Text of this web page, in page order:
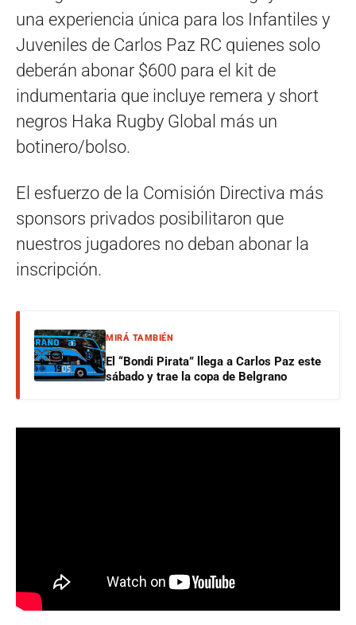
una experiencia única para los Infantiles y
Juveniles de Carlos Paz RC quienes solo
deberán abonar $600 para el kit de
indumentaria que incluye remera y short
negros Haka Rugby Global más un
botinero/bolso.
El esfuerzo de la Comisión Directiva más
sponsors privados posibilitaron que
nuestros jugadores no deban abonar la
inscripción.
MIRÁ TAMBIÉN
El “Bondi Pirata” llega a Carlos Paz este
sábado y trae la copa de Belgrano